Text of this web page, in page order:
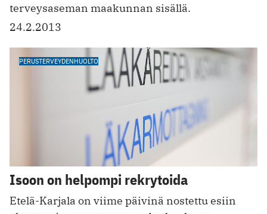
terveysaseman maakunnan sisällä.
24.2.2013
PERUSTERVEYDENHUOLTO
Isoon on helpompi rekrytoida
Etelä-Karjala on viime päivinä nostettu esiin